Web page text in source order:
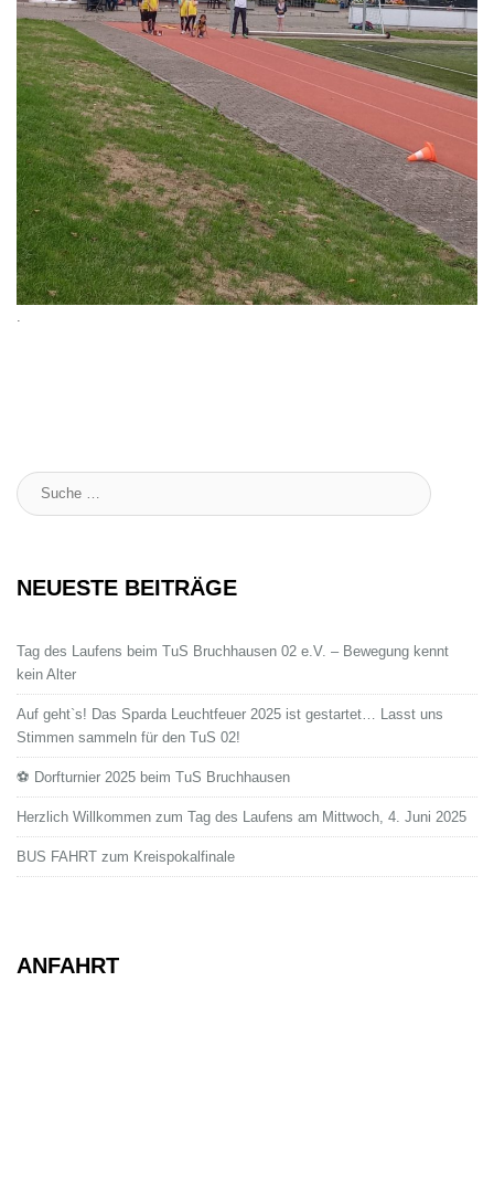
Suche
:
NEUESTE BEITRÄGE
Tag des Laufens beim TuS Bruchhausen 02 e.V. – Bewegung kennt
kein Alter
Auf geht`s! Das Sparda Leuchtfeuer 2025 ist gestartet… Lasst uns
Stimmen sammeln für den TuS 02!
⚽ Dorfturnier 2025 beim TuS Bruchhausen
Herzlich Willkommen zum Tag des Laufens am Mittwoch, 4. Juni 2025
BUS FAHRT zum Kreispokalfinale
ANFAHRT